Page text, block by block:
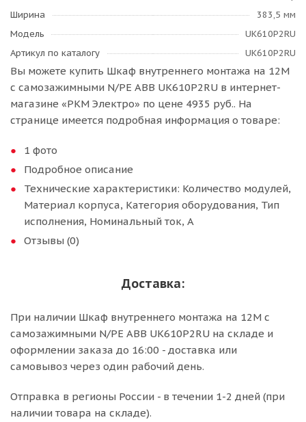
Ширина
383,5 мм
Модель
UK610P2RU
Артикул по каталогу
UK610P2RU
Вы можете купить Шкаф внутреннего монтажа на 12М
с самозажимными N/PE ABB UK610P2RU в интернет-
магазине «РКМ Электро» по цене 4935 руб.. На
странице имеется подробная информация о товаре:
1 фото
Подробное описание
Технические характеристики: Количество модулей,
Материал корпуса, Категория оборудования, Тип
исполнения, Номинальный ток, А
Отзывы (0)
Доставка:
При наличии Шкаф внутреннего монтажа на 12М с
самозажимными N/PE ABB UK610P2RU на складе и
оформлении заказа до 16:00 - доставка или
самовывоз через один рабочий день.
Отправка в регионы России - в течении 1-2 дней (при
наличии товара на складе).